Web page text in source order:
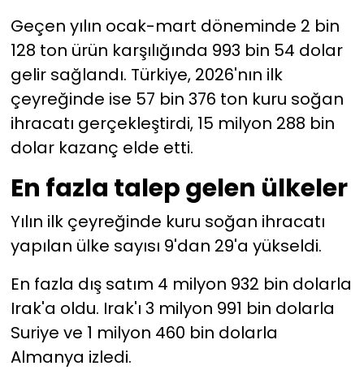
Geçen yılın ocak-mart döneminde 2 bin
128 ton ürün karşılığında 993 bin 54 dolar
gelir sağlandı. Türkiye, 2026'nın ilk
çeyreğinde ise 57 bin 376 ton kuru soğan
ihracatı gerçekleştirdi, 15 milyon 288 bin
dolar kazanç elde etti.
En fazla talep gelen ülkeler
Yılın ilk çeyreğinde kuru soğan ihracatı
yapılan ülke sayısı 9'dan 29'a yükseldi.
En fazla dış satım 4 milyon 932 bin dolarla
Irak'a oldu. Irak'ı 3 milyon 991 bin dolarla
Suriye ve 1 milyon 460 bin dolarla
Almanya izledi.